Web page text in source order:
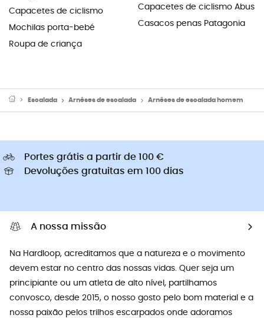
Capacetes de ciclismo
Mochilas porta-bebé
Roupa de criança
Capacetes de ciclismo Abus
Casacos penas Patagonia
Escalada Arnêses de escalada Arnêses de escalada homem
Portes grátis a partir de 100 €
Devoluções gratuitas em 100 dias
A nossa missão
Na Hardloop, acreditamos que a natureza e o movimento
devem estar no centro das nossas vidas. Quer seja um
principiante ou um atleta de alto nível, partilhamos
convosco, desde 2015, o nosso gosto pelo bom material e a
nossa paixão pelos trilhos escarpados onde adoramos